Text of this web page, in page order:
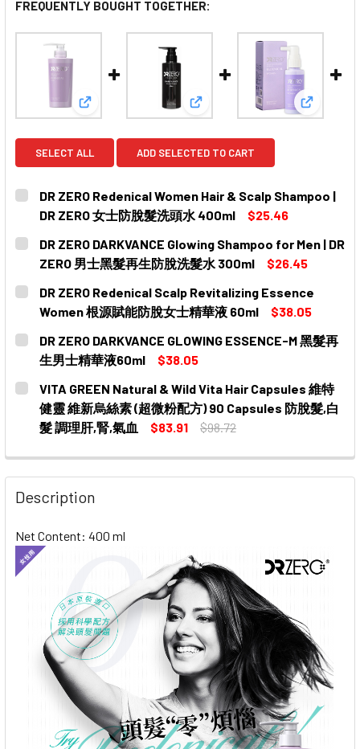
FREQUENTLY BOUGHT TOGETHER:
View: DR ZERO Redenical Women Hair & Scalp
View: DR ZERO View:
SELECT ALL ADD SELECTED TO CART
DR ZERO Redenical Women Hair & Scalp Shampoo |
DR ZERO 女士防脫髮洗頭水 400ml
$25.46
CURRENT
STOCK:
QUANTITY:
DECREASE QUANTITY OF DR ZERO REDENICAL WOMEN
INCREASE QUANTITY OF DR ZERO REDENICAL
DR ZERO DARKVANCE Glowing Shampoo for Men | DR
ZERO 男士黑髮再生防脫洗髮水 300ml
$26.45
CURRENT
STOCK:
QUANTITY:
DECREASE QUANTITY OF DR ZERO DARKVANCE
INCREASE QUANTITY OF DR ZERO
DR ZERO Redenical Scalp Revitalizing Essence
Women 根源賦能防脫女士精華液 60ml
$38.05
CURRENT
STOCK:
QUANTITY:
DECREASE QUANTITY OF DR ZERO REDENICAL SCALP
INCREASE QUANTITY OF DR ZERO
DR ZERO DARKVANCE GLOWING ESSENCE-M 黑髮再
生男士精華液60ml
$38.05
CURRENT
STOCK:
QUANTITY:
VITA GREEN Natural & Wild Vita Hair Capsules 維特
健靈 維新烏絲素 (超微粉配方) 90 Capsules 防脫髮,白
髮 調理肝,腎,氣血
$83.91
$98.72
DECREASE QUANTITY OF VITA GREEN NATURAL & WILD
INCREASE QUANTITY OF VITA GREEN
Description
Net Content: 400 ml